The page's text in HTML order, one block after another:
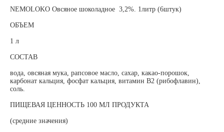
NEMOLOKO Овсяное шоколадное 3,2%. 1литр (6штук)
ОБЪЕМ
1 л
СОСТАВ
вода, овсяная мука, рапсовое масло, сахар, какао-порошок,
карбонат кальция, фосфат кальция, витамин В2 (рибофлавин),
соль.
ПИЩЕВАЯ ЦЕННОСТЬ 100 МЛ ПРОДУКТА
(средние значения)